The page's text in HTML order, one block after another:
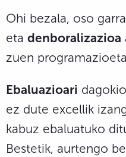
Ohi bezala, oso
eta denboralizazioa
zuen
Ebaluazioari
ez dute excellik
kabuz ebaluatuko
Bestetik, aurtengo